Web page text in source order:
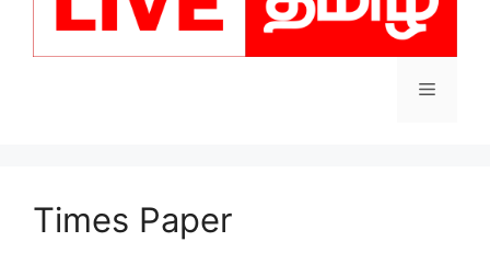
Menu
Times Paper